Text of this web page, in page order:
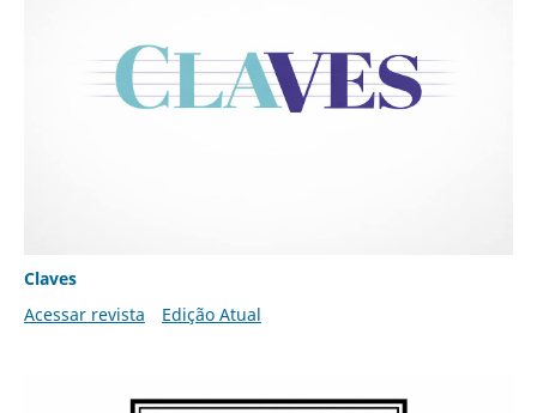
Claves
Acessar revista
Edição Atual